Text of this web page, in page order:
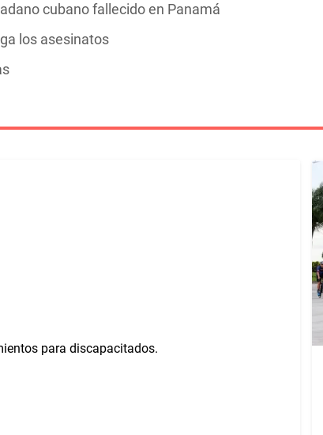
cubano fallecido en Panamá
los asesinatos